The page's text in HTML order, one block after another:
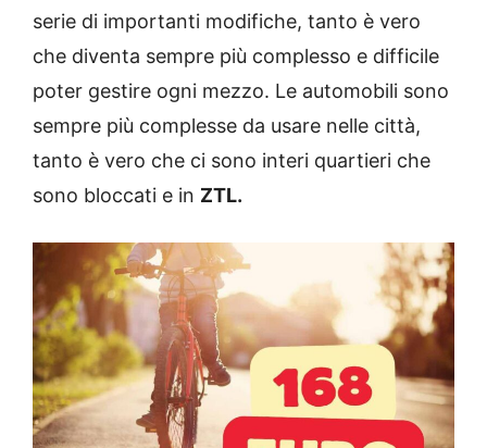
serie di importanti modifiche, tanto è vero
che diventa sempre più complesso e difficile
poter gestire ogni mezzo. Le automobili sono
sempre più complesse da usare nelle città,
tanto è vero che ci sono interi quartieri che
sono bloccati e in ZTL.